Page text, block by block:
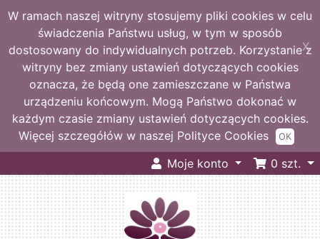
W ramach naszej witryny stosujemy pliki cookies w celu
świadczenia Państwu usług, w tym w sposób
dostosowany do indywidualnych potrzeb. Korzystanie z
witryny bez zmiany ustawień dotyczących cookies
oznacza, że będą one zamieszczane w Państwa
urządzeniu końcowym. Mogą Państwo dokonać w
każdym czasie zmiany ustawień dotyczących cookies.
Więcej szczegółów w naszej Polityce Cookies
X
OK
Moje konto 0 szt.